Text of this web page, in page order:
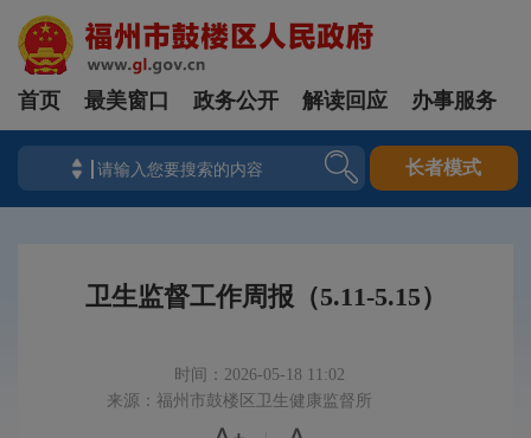
首页 最美窗口 政务公开 解读回应 办事服务
长者模式
卫生监督工作周报（5.11-5.15）
时间：2026-05-18 11:02
来源：福州市鼓楼区卫生健康监督所